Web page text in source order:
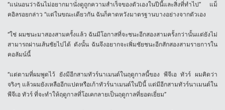
“แน่นอนว่าฉันไม่อยากมานั่งดูถูกความสำเร็จของตัวเองในปีนี้และสิ่งที่ทำไป” แม็
คอิลรอยกล่าว “แต่ในขณะเดียวกัน ฉันก็คาดหวังมาตรฐานบางอย่างจากตัวเอง
“ใช่ ผมชนะมาสองสามครั้งแล้ว ฉันมีโอกาสที่จะชนะอีกสองสามครั้งกว่านั้นแต่ยังไม่
สามารถผ่านเส้นชัยไปได้ ดังนั้น ฉันจึงอยากจะเพิ่มชัยชนะอีกสักสองสามรายการใน
คอลัมน์นี้
“แต่ตามที่ผมพูดไว้ ยังมีอีกสามทัวร์นาเมนต์ในฤดูกาลนี้ของ พีจีเอ ทัวร์ ผมคิดว่า
จริงๆ แล้วผมยังเหลืออีกแปดหรือเก้าทัวร์นาเมนต์ในปีนี้ แต่มีอีกสามทัวร์นาเมนต์ใน
พีจีเอ ทัวร์ ที่จะทำให้ฤดูกาลที่โอเคกลายเป็นฤดูกาลที่ยอดเยี่ยม”